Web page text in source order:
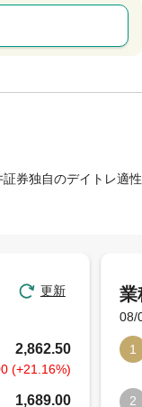
券独自のデイトレ適性